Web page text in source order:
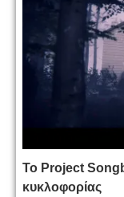
Το Project
κυκλοφορίας